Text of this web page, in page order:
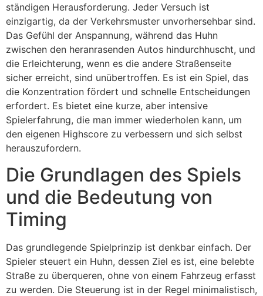
ständigen Herausforderung. Jeder Versuch ist
einzigartig, da der Verkehrsmuster unvorhersehbar sind.
Das Gefühl der Anspannung, während das Huhn
zwischen den heranrasenden Autos hindurchhuscht, und
die Erleichterung, wenn es die andere Straßenseite
sicher erreicht, sind unübertroffen. Es ist ein Spiel, das
die Konzentration fördert und schnelle Entscheidungen
erfordert. Es bietet eine kurze, aber intensive
Spielerfahrung, die man immer wiederholen kann, um
den eigenen Highscore zu verbessern und sich selbst
herauszufordern.
Die Grundlagen des Spiels
und die Bedeutung von
Timing
Das grundlegende Spielprinzip ist denkbar einfach. Der
Spieler steuert ein Huhn, dessen Ziel es ist, eine belebte
Straße zu überqueren, ohne von einem Fahrzeug erfasst
zu werden. Die Steuerung ist in der Regel minimalistisch,